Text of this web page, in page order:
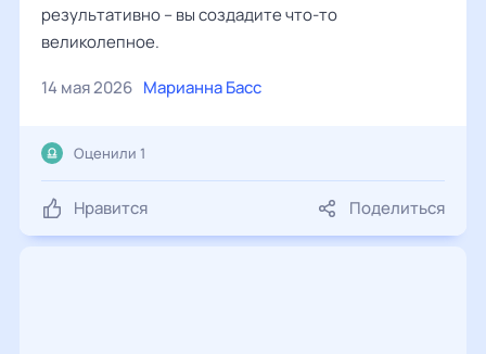
результативно – вы создадите что-то
великолепное.
14 мая 2026 Марианна Басс
Нравится Поделиться
Оценили 1